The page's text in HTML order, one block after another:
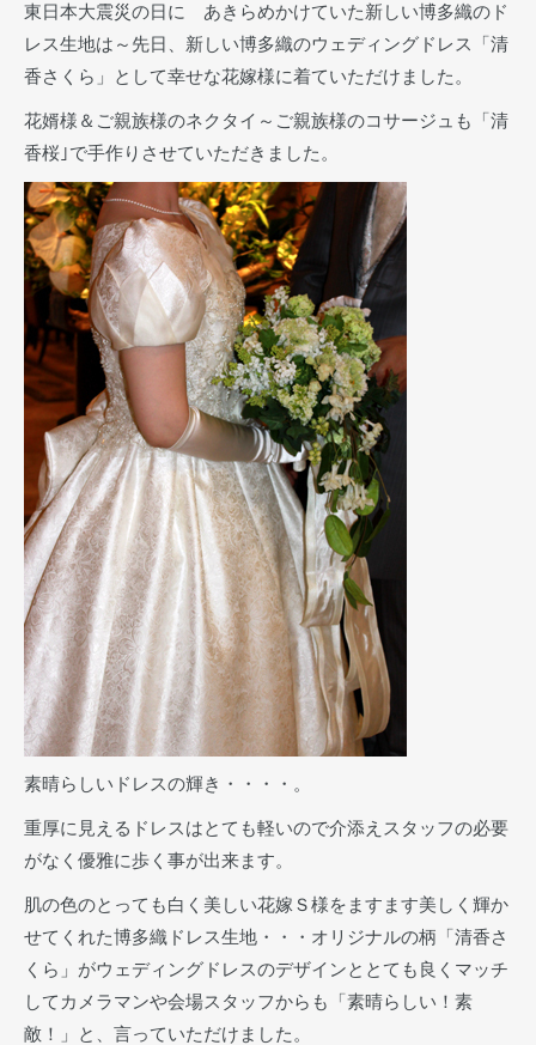
東日本大震災の日に あきらめかけていた新しい博多織のド
レス生地は～先日、新しい博多織のウェディングドレス「清
香さくら」として幸せな花嫁様に着ていただけました。
花婿様＆ご親族様のネクタイ～ご親族様のコサージュも「清
香桜｣で手作りさせていただきました。
素晴らしいドレスの輝き・・・・。
重厚に見えるドレスはとても軽いので介添えスタッフの必要
がなく優雅に歩く事が出来ます。
肌の色のとっても白く美しい花嫁Ｓ様をますます美しく輝か
せてくれた博多織ドレス生地・・・オリジナルの柄「清香さ
くら」がウェディングドレスのデザインととても良くマッチ
してカメラマンや会場スタッフからも「素晴らしい！素
敵！」と、言っていただけました。